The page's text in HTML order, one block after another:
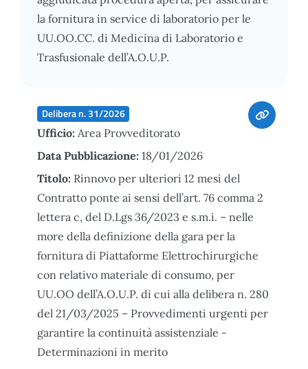
la fornitura in service di laboratorio per le
UU.OO.CC. di Medicina di Laboratorio e
Trasfusionale dell’A.O.U.P.
Delibera n. 31/2026
Ufficio: Area Provveditorato
Data Pubblicazione: 18/01/2026
Titolo: Rinnovo per ulteriori 12 mesi del
Contratto ponte ai sensi dell’art. 76 comma 2
lettera c, del D.Lgs 36/2023 e s.m.i. – nelle
more della definizione della gara per la
fornitura di Piattaforme Elettrochirurgiche
con relativo materiale di consumo, per
UU.OO dell’A.O.U.P. di cui alla delibera n. 280
del 21/03/2025 – Provvedimenti urgenti per
garantire la continuità assistenziale -
Determinazioni in merito